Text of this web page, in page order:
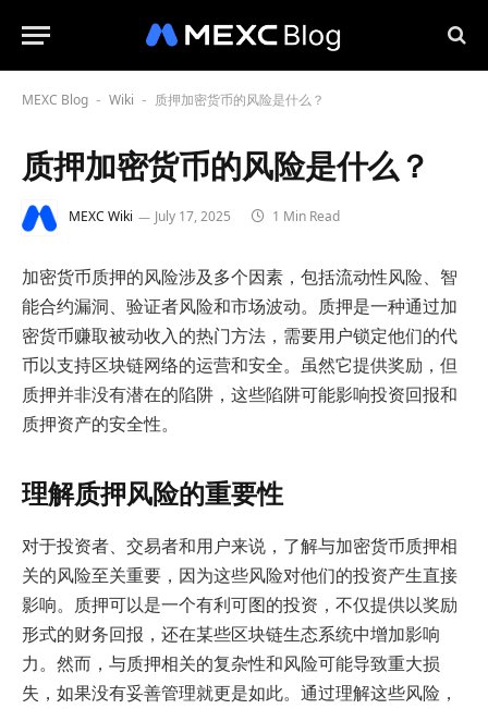
MEXC Blog - Wiki - 质押加密货币的风险是什么？
质押加密货币的风险是什么？
MEXC Wiki July 17, 2025 1 Min Read
加密货币质押的风险涉及多个因素，包括流动性风险、智
能合约漏洞、验证者风险和市场波动。质押是一种通过加
密货币赚取被动收入的热门方法，需要用户锁定他们的代
币以支持区块链网络的运营和安全。虽然它提供奖励，但
质押并非没有潜在的陷阱，这些陷阱可能影响投资回报和
质押资产的安全性。
理解质押风险的重要性
对于投资者、交易者和用户来说，了解与加密货币质押相
关的风险至关重要，因为这些风险对他们的投资产生直接
影响。质押可以是一个有利可图的投资，不仅提供以奖励
形式的财务回报，还在某些区块链生态系统中增加影响
力。然而，与质押相关的复杂性和风险可能导致重大损
失，如果没有妥善管理就更是如此。通过理解这些风险，